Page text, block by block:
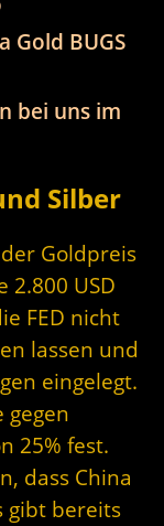
Gold BUGS
bei uns im
Silber
Goldpreis
2.800 USD
FED nicht
lassen und
eingelegt.
gegen
25% fest.
dass China
gibt bereits